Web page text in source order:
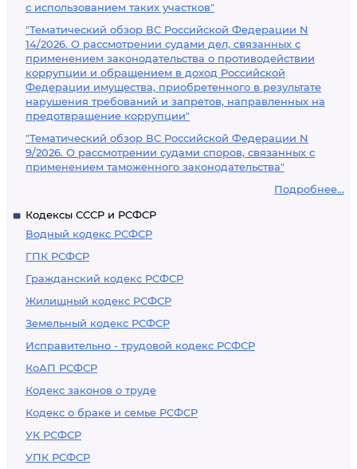
с использованием таких участков"
"Тематический обзор ВС Российской Федерации N
14/2026. О рассмотрении судами дел, связанных с
применением законодательства о противодействии
коррупции и обращением в доход Российской
Федерации имущества, приобретенного в результате
нарушения требований и запретов, направленных на
предотвращение коррупции"
"Тематический обзор ВС Российской Федерации N
9/2026. О рассмотрении судами споров, связанных с
применением таможенного законодательства"
Подробнее...
Кодексы СССР и РСФСР
Водный кодекс РСФСР
ГПК РСФСР
Гражданский кодекс РСФСР
Жилищный кодекс РСФСР
Земельный кодекс РСФСР
Исправительно - трудовой кодекс РСФСР
КоАП РСФСР
Кодекс законов о труде
Кодекс о браке и семье РСФСР
УК РСФСР
УПК РСФСР